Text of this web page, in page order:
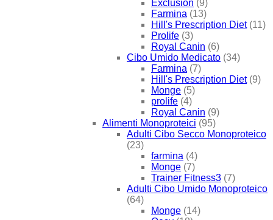
Exclusion (9)
Farmina (13)
Hill's Prescription Diet (11)
Prolife (3)
Royal Canin (6)
Cibo Umido Medicato (34)
Farmina (7)
Hill's Prescription Diet (9)
Monge (5)
prolife (4)
Royal Canin (9)
Alimenti Monoproteici (95)
Adulti Cibo Secco Monoproteico
(23)
farmina (4)
Monge (7)
Trainer Fitness3 (7)
Adulti Cibo Umido Monoproteico
(64)
Monge (14)